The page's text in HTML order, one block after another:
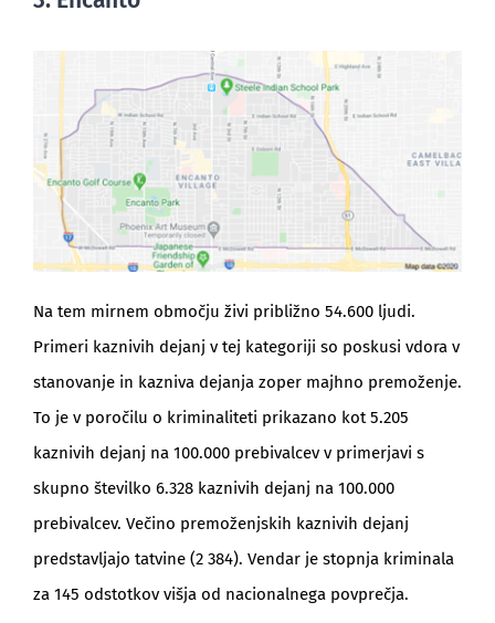
Na tem mirnem območju živi približno 54.600 ljudi.
Primeri kaznivih dejanj v tej kategoriji so poskusi vdora v
stanovanje in kazniva dejanja zoper majhno premoženje.
To je v poročilu o kriminaliteti prikazano kot 5.205
kaznivih dejanj na 100.000 prebivalcev v primerjavi s
skupno številko 6.328 kaznivih dejanj na 100.000
prebivalcev. Večino premoženjskih kaznivih dejanj
predstavljajo tatvine (2 384). Vendar je stopnja kriminala
za 145 odstotkov višja od nacionalnega povprečja.